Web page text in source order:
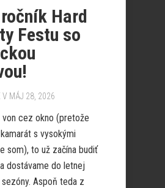
Hard
Festu so
V MÁJ 28, 2026
cez okno (pretože
s vysokými
som), to už začína budiť
dostávame do letnej
Aspoň teda z